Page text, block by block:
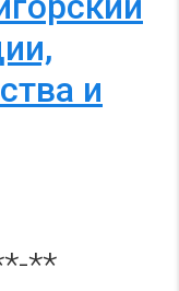
и
**